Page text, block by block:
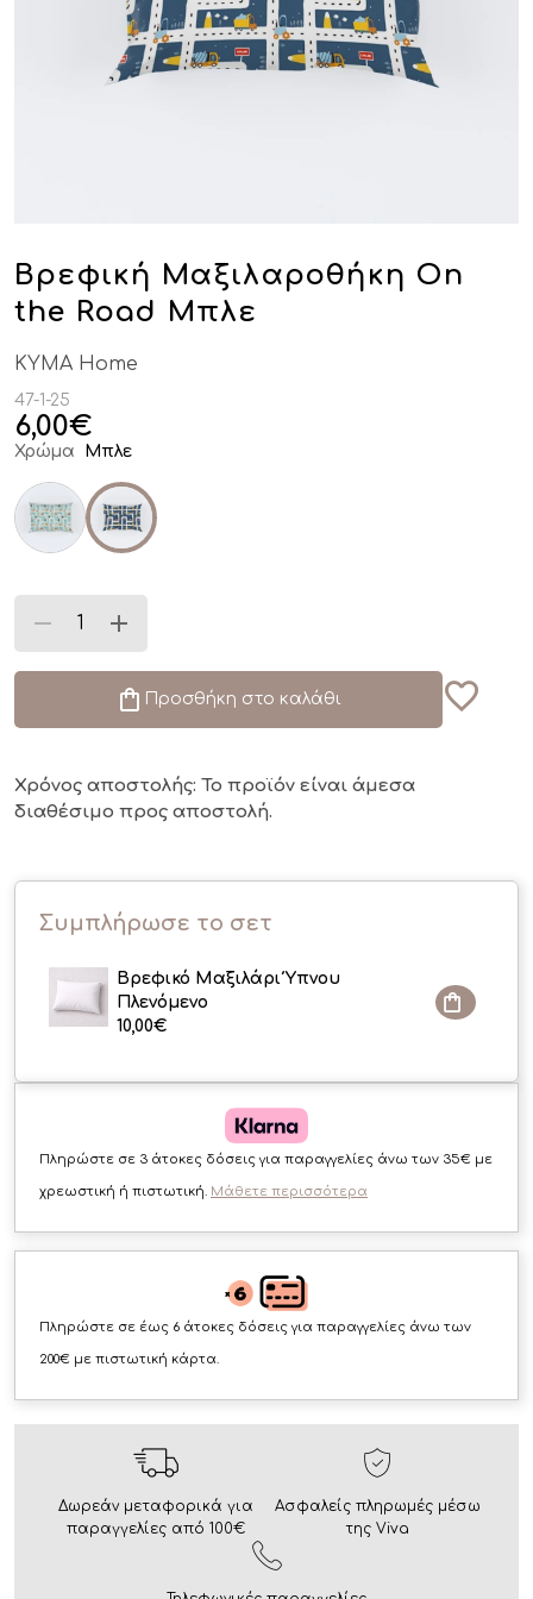
Βρεφική Μαξιλαροθήκη On
the Road Μπλε
KYMA Home
47-1-25
6,00€
Χρώμα Μπλε
Προσθήκη στο καλάθι
Χρόνος αποστολής: Το προϊόν είναι άμεσα
διαθέσιμο προς αποστολή.
Συμπλήρωσε το σετ
Βρεφικό Μαξιλάρι Ύπνου
Πλενόμενο
10,00€
Πληρώστε σε 3 άτοκες δόσεις για παραγγελίες άνω των 35€ με
χρεωστική ή πιστωτική. Μάθετε περισσότερα
Πληρώστε σε έως 6 άτοκες δόσεις για παραγγελίες άνω των
200€ με πιστωτική κάρτα.
Δωρεάν μεταφορικά για
παραγγελίες από 100€
Ασφαλείς πληρωμές μέσω
της Viva